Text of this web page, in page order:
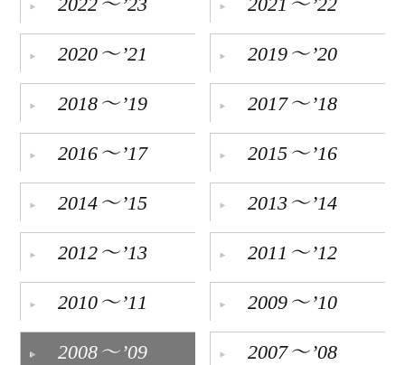
会員専用ページ
English2020 ～’21 2019 ～’20
2018 ～’19 2017～’18
2016 ～’17 2015 ～’16
2014 ～’15 2013 ～’14
2012 ～’13 2011 ～’12
2010 ～’11 2009 ～’10
2008 ～’09 2007～’08